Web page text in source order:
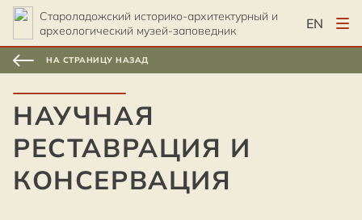
Староладожский историко-архитектурный и
археологический музей-заповедник
EN
НА СТРАНИЦУ НАЗАД
НАУЧНАЯ
РЕСТАВРАЦИЯ И
КОНСЕРВАЦИЯ